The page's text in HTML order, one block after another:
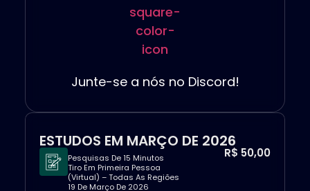
Junte-se a nós no Discord!
ESTUDOS EM MARÇO DE 2026
Pesquisas De 15 Minutos
Tiro Em Primeira Pessoa
(Virtual) – Todas As Regiões
19 De Março De 2026
R$ 50,00